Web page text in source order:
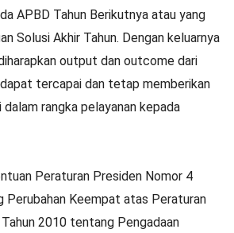
APBD Tahun Berikutnya atau yang
Solusi Akhir Tahun. Dengan keluarnya
output dan outcome dari
tercapai dan tetap memberikan
rangka pelayanan kepada
Peraturan Presiden Nomor 4
Perubahan Keempat atas Peraturan
2010 tentang Pengadaan